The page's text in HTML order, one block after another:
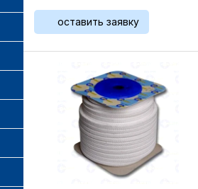
контакта с водой, растворами
солей, слабыми ...
оставить заявку